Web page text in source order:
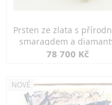
Prsten ze zlata s
smaragdem a
78 700 Kč
NOVÉ